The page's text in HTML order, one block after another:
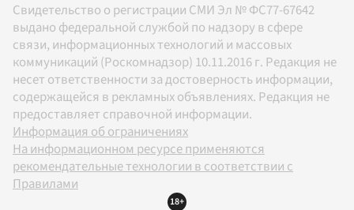
Свидетельство о регистрации СМИ Эл № ФС77-67642
выдано федеральной службой по надзору в сфере
связи, информационных технологий и массовых
коммуникаций (Роскомнадзор) 10.11.2016 г. Редакция не
несет ответственности за достоверность информации,
содержащейся в рекламных объявлениях. Редакция не
предоставляет справочной информации.
Информация об ограничениях
На информационном ресурсе применяются
рекомендательные технологии в соответствии с
Правилами
18+